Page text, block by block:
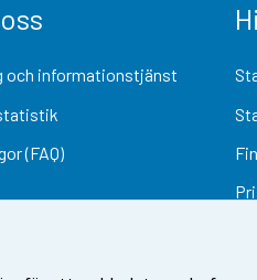
och informationstjänst
(FAQ)